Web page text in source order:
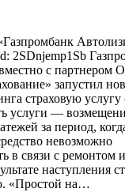
2SDnjemp1Sb
с партнером
запустил
страховую
услуги —
за период,
невозможно
в связи с ремонтом
наступления
«Простой на…